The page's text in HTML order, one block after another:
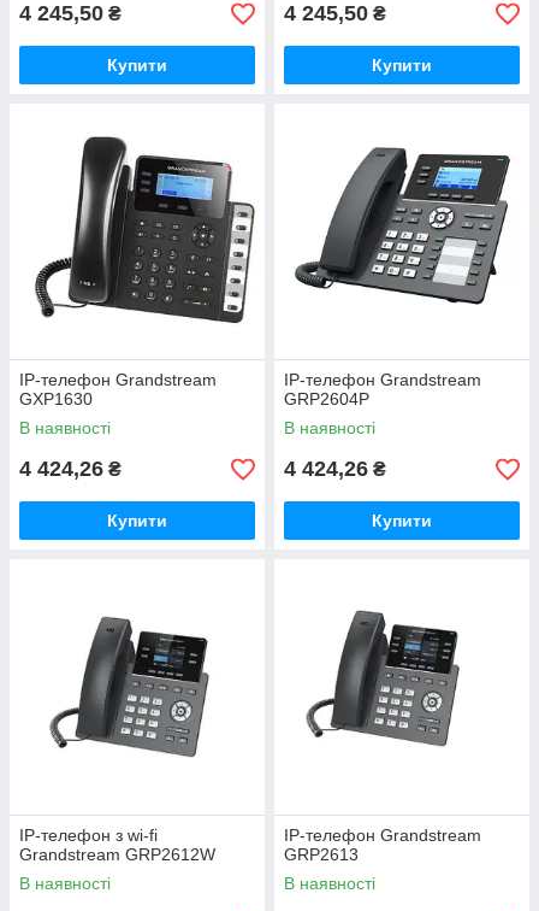
4 245,50 ₴
Купити
4 245,50 ₴
Купити
IP-телефон Grandstream
GXP1630
В наявності
4 424,26 ₴
Купити
IP-телефон Grandstream
GRP2604P
В наявності
4 424,26 ₴
Купити
IP-телефон з wi-fi
Grandstream GRP2612W
В наявності
IP-телефон Grandstream
GRP2613
В наявності